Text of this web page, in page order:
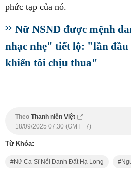
phức tạp của nó.
Nữ NSND được mệnh
nhạc nhẹ" tiết lộ: "lần đầu
khiến tôi chịu thua"
Theo Thanh niên Việt
18/09/2025 07:30 (GMT +7)
Từ Khóa:
Nữ Ca Sĩ Nổi Danh Đất Hạ Long